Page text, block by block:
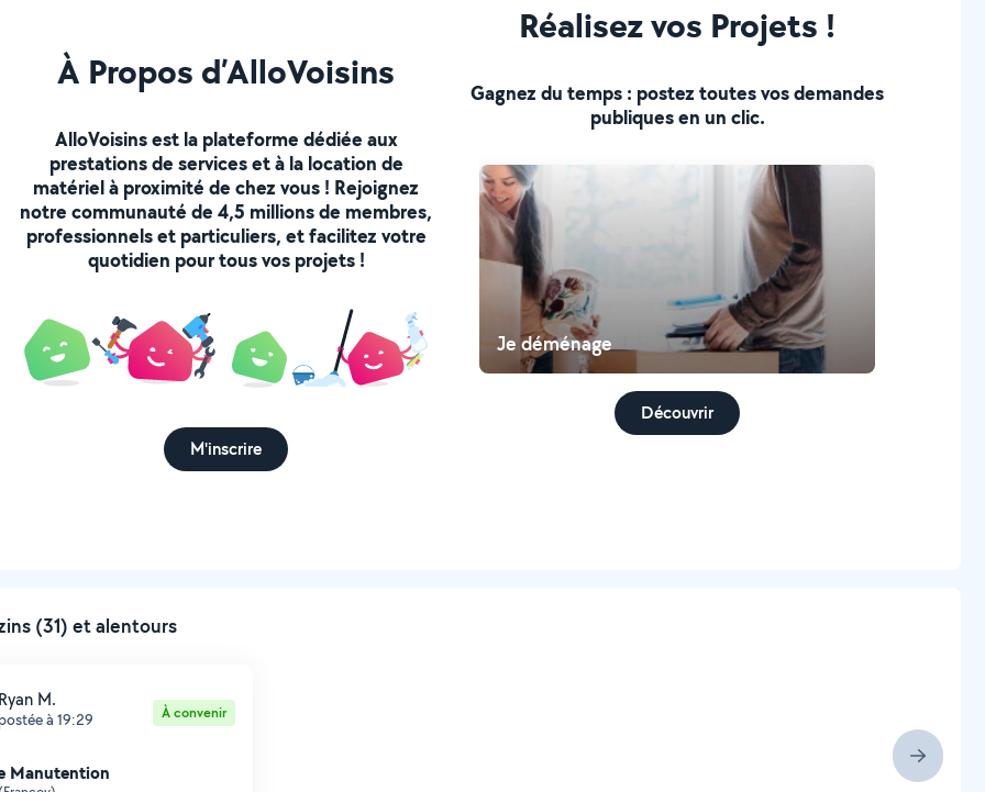
À Propos d’AlloVoisins
AlloVoisins est la plateforme dédiée aux
prestations de services et à la location de
matériel à proximité de chez vous ! Rejoignez
notre communauté de 4,5 millions de membres,
professionnels et particuliers, et facilitez votre
quotidien pour tous vos projets !
M'inscrire
Réalisez vos Projets !
Gagnez du temps : postez toutes vos demandes
publiques en un clic.
Je déménage
Découvrir
(31) et alentours
Ryan M.
postée à 19:29 À convenir
Manutention